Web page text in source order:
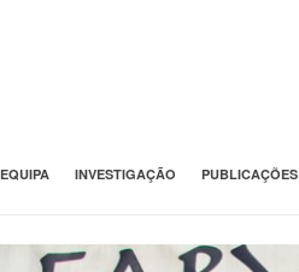
EQUIPA INVESTIGAÇÃO PUBLICAÇÕES